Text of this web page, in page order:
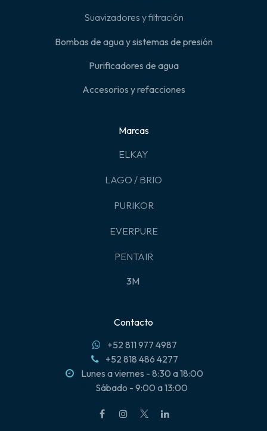
Marcas
ELKAY
LAGO / BRIO
PURIKOR
EVERPURE
PENTAIR
3M
Suavizadores y filtración
Bombas de agua y sistemas de presión
Purificadores de agua
Accesorios y refacciones
Contacto
+52 811 977 4987
+52 818 486 4277
Lunes a viernes - 8:30 a 18:00
Sábado - 9:00 a 13:00